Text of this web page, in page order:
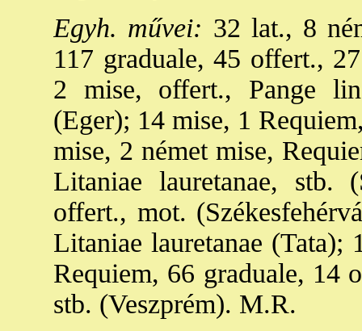
Egyh. művei: 32 lat., 8
117 graduale, 45 offert.,
2 mise, offert., Pange
(Eger); 14 mise, 1
mise, 2 német mise,
Litaniae lauretanae,
offert., mot.
Litaniae lauretanae
Requiem, 66 graduale, 14
stb. (Veszprém). M.R.